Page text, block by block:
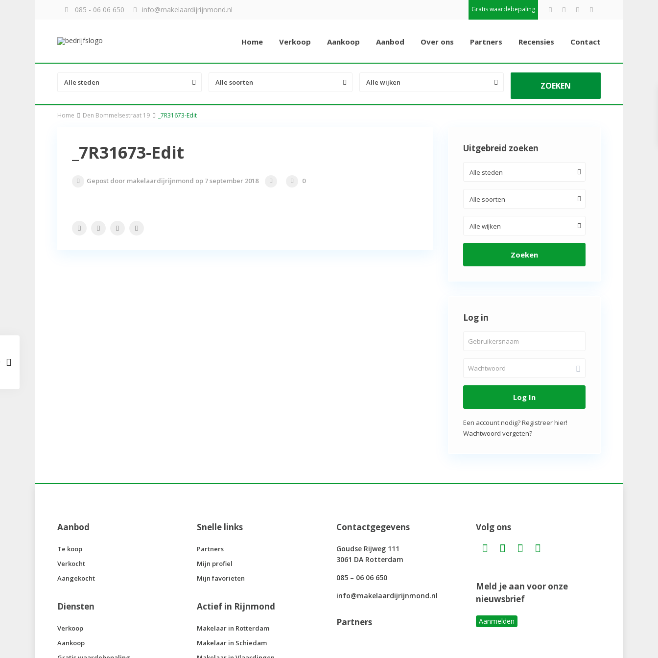
085 - 06 06 650 info@makelaardijrijnmond.nl Gratis waardebepaling
Home Verkoop Aankoop Aanbod Over ons Partners Recensies Contact
Alle steden Alle soorten Alle wijken
Home Den Bommelsestraat 19 _7R31673-Edit
_7R31673-Edit
Gepost door makelaardijrijnmond op 7 september 2018 0
Uitgebreid zoeken
Alle steden
Alle soorten
Alle wijken
Zoeken
Log in
Log In
Een account nodig? Registreer hier!
Wachtwoord vergeten?
Aanbod
Te koop
Verkocht
Aangekocht
Diensten
Verkoop
Aankoop
Snelle links
Partners
Mijn profiel
Mijn favorieten
Actief in Rijnmond
Makelaar in Rotterdam
Makelaar in Schiedam
Contactgegevens
Goudse Rijweg 111
3061 DA Rotterdam
085 – 06 06 650
info@makelaardijrijnmond.nl
Partners
Volg ons
Meld je aan voor onze
nieuwsbrief
Aanmelden